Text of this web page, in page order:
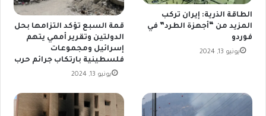
الطاقة الذرية: إيران تركب
المزيد من “أجهزة الطرد” في
فوردو
يونيو 13, 2024
قمة السبع تؤكد التزامها بحل
الدولتين وتقرير أممي يتهم
إسرائيل ومجموعات
فلسطينية بارتكاب جرائم حرب
يونيو 13, 2024